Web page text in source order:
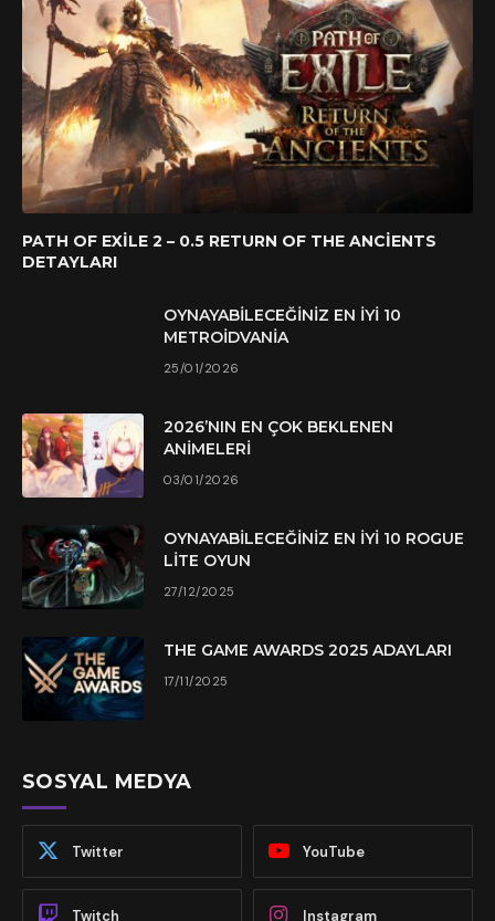
PATH OF EXILE 2 – 0.5 RETURN OF THE ANCIENTS
DETAYLARI
OYNAYABILECEĞINIZ EN İYI 10
METROIDVANIA
25/01/2026
2026’NIN EN ÇOK BEKLENEN
ANIMELERI
03/01/2026
OYNAYABILECEĞINIZ EN İYI 10 ROGUE
LITE OYUN
27/12/2025
THE GAME AWARDS 2025 ADAYLARI
17/11/2025
SOSYAL MEDYA
Twitter YouTube
Twitch Instagram